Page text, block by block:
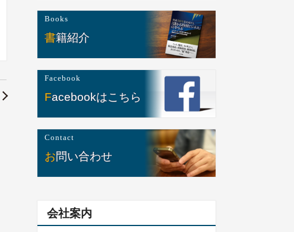
Books
書籍紹介
Facebook
Facebookはこちら
Contact
お問い合わせ
会社案内